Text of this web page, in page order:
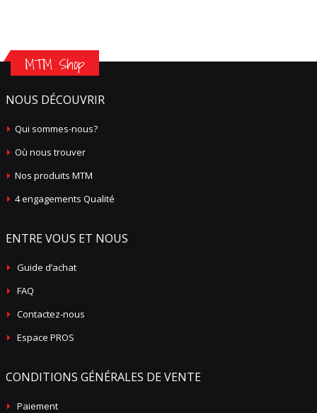
MTM Shop
NOUS DÉCOUVRIR
Qui sommes-nous?
Où nous trouver
Nos produits MTM
4 engagements Qualité
ENTRE VOUS ET NOUS
Guide d’achat
FAQ
Contactez-nous
Espace PROS
CONDITIONS GÉNÉRALES DE VENTE
Paiement